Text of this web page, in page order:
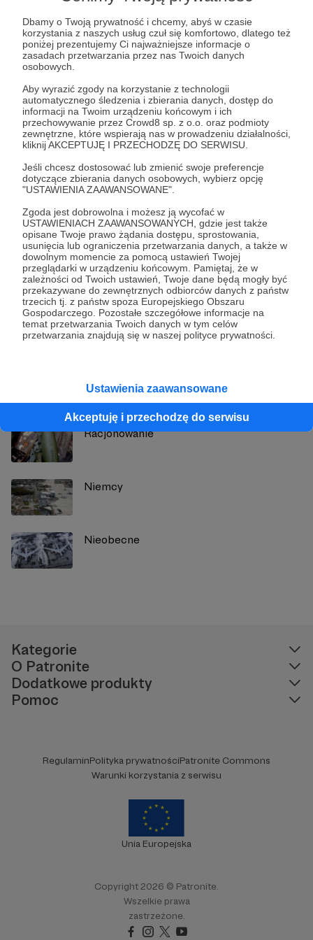
Dbamy o Twoją prywatność i chcemy, abyś w czasie
korzystania z naszych usług czuł się komfortowo, dlatego też
poniżej prezentujemy Ci najważniejsze informacje o
zasadach przetwarzania przez nas Twoich danych
osobowych.
Aby wyrazić zgody na korzystanie z technologii
automatycznego śledzenia i zbierania danych, dostęp do
informacji na Twoim urządzeniu końcowym i ich
przechowywanie przez Crowd8 sp. z o.o. oraz podmioty
zewnętrzne, które wspierają nas w prowadzeniu działalności,
kliknij AKCEPTUJĘ I PRZECHODZĘ DO SERWISU.
Jeśli chcesz dostosować lub zmienić swoje preferencje
dotyczące zbierania danych osobowych, wybierz opcję
"USTAWIENIA ZAAWANSOWANE".
Zgoda jest dobrowolna i możesz ją wycofać w
USTAWIENIACH ZAAWANSOWANYCH, gdzie jest także
opisane Twoje prawo żądania dostępu, sprostowania,
usunięcia lub ograniczenia przetwarzania danych, a także w
dowolnym momencie za pomocą ustawień Twojej
przeglądarki w urządzeniu końcowym. Pamiętaj, że w
zależności od Twoich ustawień, Twoje dane będą mogły być
przekazywane do zewnętrznych odbiorców danych z państw
trzecich tj. z państw spoza Europejskiego Obszaru
Gospodarczego. Pozostałe szczegółowe informacje na
temat przetwarzania Twoich danych w tym celów
przetwarzania znajdują się w naszej polityce prywatności.
Ustawienia zaawansowane
Akceptuję i przechodzę do serwisu
Zostań Patronem
Zaloguj się
mobilizacja strategie rekrutacyjne ZSU
armia obywatelska poczucie sprawiedliwości wojna biednych
Werchowna Rada
Udostępnij
Marcin Ogdowski
Zobacz profil autora
Zobacz również
Racjonowanie
Niemcy
Nieobecne
Kategorie
O Patronite
Dodatkowe produkty
Pomoc
RegulaminPolityka prywatnościPatronite Commons
Warunki korzystania z serwisu
Unia Europejska
Copyright 2026 © Patronite.
Wszelkie prawa
zastrzeżone.